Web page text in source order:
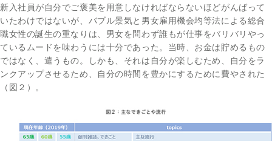
新入社員が自分でご褒美を用意しなければならないほどがんばって
いたわけではないが、バブル景気と男女雇用機会均等法による総合
職女性の誕生の重なりは、男女を問わず誰もが仕事をバリバリやっ
ているムードを味わうには十分であった。当時、お金は貯めるもの
ではなく、遣うもの。しかも、それは自分が楽しむため、自分をラ
ンクアップさせるため、自分の時間を豊かにするために費やされた
（図２）。